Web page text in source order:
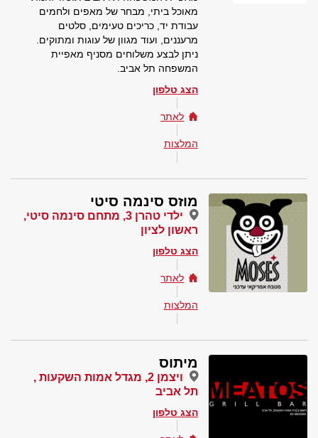
מאוכל ביתי, מבחר של מאפים ולחמים
עבודת יד, כריכים טעימים, סלטים
מרעננים, ועוד מגוון של עוגות ומתוקים.
ניתן לבצע משלוחים מסניף מאפיית
המשפחה תל אביב.
הצג טלפון
לאתר
המלצות
מוזס סינמה סיטי
ילדי טהרן 3, מתחם סינמה סיטי,
ראשון לציון
הצג טלפון
לאתר
המלצות
מיתוס
ויצמן 2, מגדל אמות השקעות ,
תל אביב
הצג טלפון